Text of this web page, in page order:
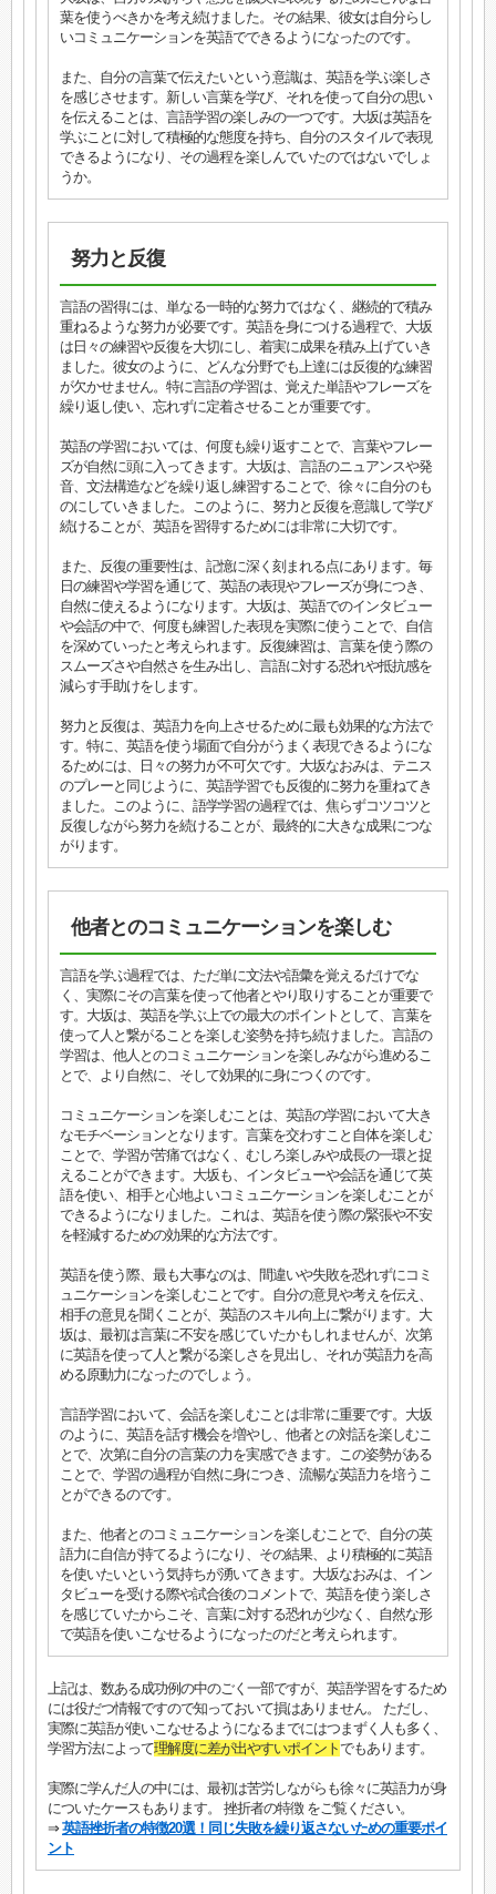
葉を使うべきかを考え続けました。その結果、彼女は自分らし
いコミュニケーションを英語でできるようになったのです。
また、自分の言葉で伝えたいという意識は、英語を学ぶ楽しさ
を感じさせます。新しい言葉を学び、それを使って自分の思い
を伝えることは、言語学習の楽しみの一つです。大坂は英語を
学ぶことに対して積極的な態度を持ち、自分のスタイルで表現
できるようになり、その過程を楽しんでいたのではないでしょ
うか。
努力と反復
言語の習得には、単なる一時的な努力ではなく、継続的で積み
重ねるような努力が必要です。英語を身につける過程で、大坂
は日々の練習や反復を大切にし、着実に成果を積み上げていき
ました。彼女のように、どんな分野でも上達には反復的な練習
が欠かせません。特に言語の学習は、覚えた単語やフレーズを
繰り返し使い、忘れずに定着させることが重要です。
英語の学習においては、何度も繰り返すことで、言葉やフレー
ズが自然に頭に入ってきます。大坂は、言語のニュアンスや発
音、文法構造などを繰り返し練習することで、徐々に自分のも
のにしていきました。このように、努力と反復を意識して学び
続けることが、英語を習得するためには非常に大切です。
また、反復の重要性は、記憶に深く刻まれる点にあります。毎
日の練習や学習を通じて、英語の表現やフレーズが身につき、
自然に使えるようになります。大坂は、英語でのインタビュー
や会話の中で、何度も練習した表現を実際に使うことで、自信
を深めていったと考えられます。反復練習は、言葉を使う際の
スムーズさや自然さを生み出し、言語に対する恐れや抵抗感を
減らす手助けをします。
努力と反復は、英語力を向上させるために最も効果的な方法で
す。特に、英語を使う場面で自分がうまく表現できるようにな
るためには、日々の努力が不可欠です。大坂なおみは、テニス
のプレーと同じように、英語学習でも反復的に努力を重ねてき
ました。このように、語学学習の過程では、焦らずコツコツと
反復しながら努力を続けることが、最終的に大きな成果につな
がります。
他者とのコミュニケーションを楽しむ
言語を学ぶ過程では、ただ単に文法や語彙を覚えるだけでな
く、実際にその言葉を使って他者とやり取りすることが重要で
す。大坂は、英語を学ぶ上での最大のポイントとして、言葉を
使って人と繋がることを楽しむ姿勢を持ち続けました。言語の
学習は、他人とのコミュニケーションを楽しみながら進めるこ
とで、より自然に、そして効果的に身につくのです。
コミュニケーションを楽しむことは、英語の学習において大き
なモチベーションとなります。言葉を交わすこと自体を楽しむ
ことで、学習が苦痛ではなく、むしろ楽しみや成長の一環と捉
えることができます。大坂も、インタビューや会話を通じて英
語を使い、相手と心地よいコミュニケーションを楽しむことが
できるようになりました。これは、英語を使う際の緊張や不安
を軽減するための効果的な方法です。
英語を使う際、最も大事なのは、間違いや失敗を恐れずにコミ
ュニケーションを楽しむことです。自分の意見や考えを伝え、
相手の意見を聞くことが、英語のスキル向上に繋がります。大
坂は、最初は言葉に不安を感じていたかもしれませんが、次第
に英語を使って人と繋がる楽しさを見出し、それが英語力を高
める原動力になったのでしょう。
言語学習において、会話を楽しむことは非常に重要です。大坂
のように、英語を話す機会を増やし、他者との対話を楽しむこ
とで、次第に自分の言葉の力を実感できます。この姿勢がある
ことで、学習の過程が自然に身につき、流暢な英語力を培うこ
とができるのです。
また、他者とのコミュニケーションを楽しむことで、自分の英
語力に自信が持てるようになり、その結果、より積極的に英語
を使いたいという気持ちが湧いてきます。大坂なおみは、イン
タビューを受ける際や試合後のコメントで、英語を使う楽しさ
を感じていたからこそ、言葉に対する恐れが少なく、自然な形
で英語を使いこなせるようになったのだと考えられます。
上記は、数ある成功例の中のごく一部ですが、英語学習をするため
には役だつ情報ですので知っておいて損はありません。 ただし、
実際に英語が使いこなせるようになるまでにはつまずく人も多く、
学習方法によって理解度に差が出やすいポイントでもあります。
実際に学んだ人の中には、最初は苦労しながらも徐々に英語力が身
についたケースもあります。 挫折者の特徴 をご覧ください。
⇒英語挫折者の特徴20選！同じ失敗を繰り返さないための重要ポイ
ント